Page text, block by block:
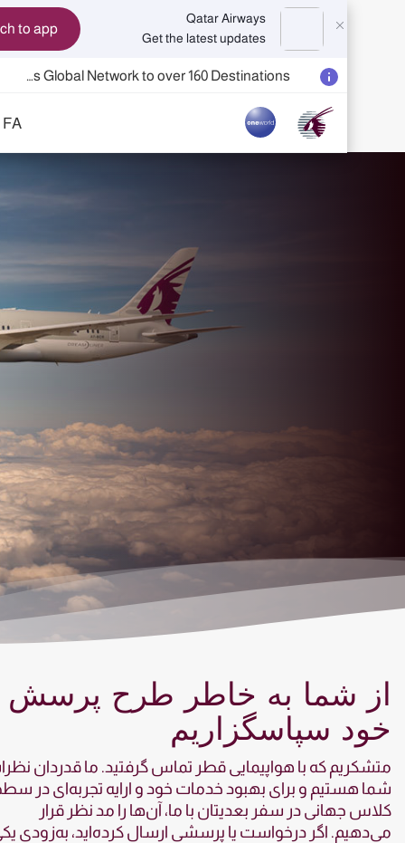
Qatar Airways
Get the latest updates
Switch to app
Passengers flying between Doha and Auckland on QR914 and QR915
18 June 2026: Updates on Travelling with Power Banks
شما به خاطر طرح پرسش
سپاسگزاریم
که با هواپیمایی قطر تماس گرفتید. ما قدردان نظرات
هستیم و برای بهبود خدمات خود و ارایه تجربه‌ای در سطح
جهانی در سفر بعدیتان با ما، آن‌ها را مد نظر قرار
اگر درخواست یا پرسشی ارسال کرده‌اید، به‌زودی یکی